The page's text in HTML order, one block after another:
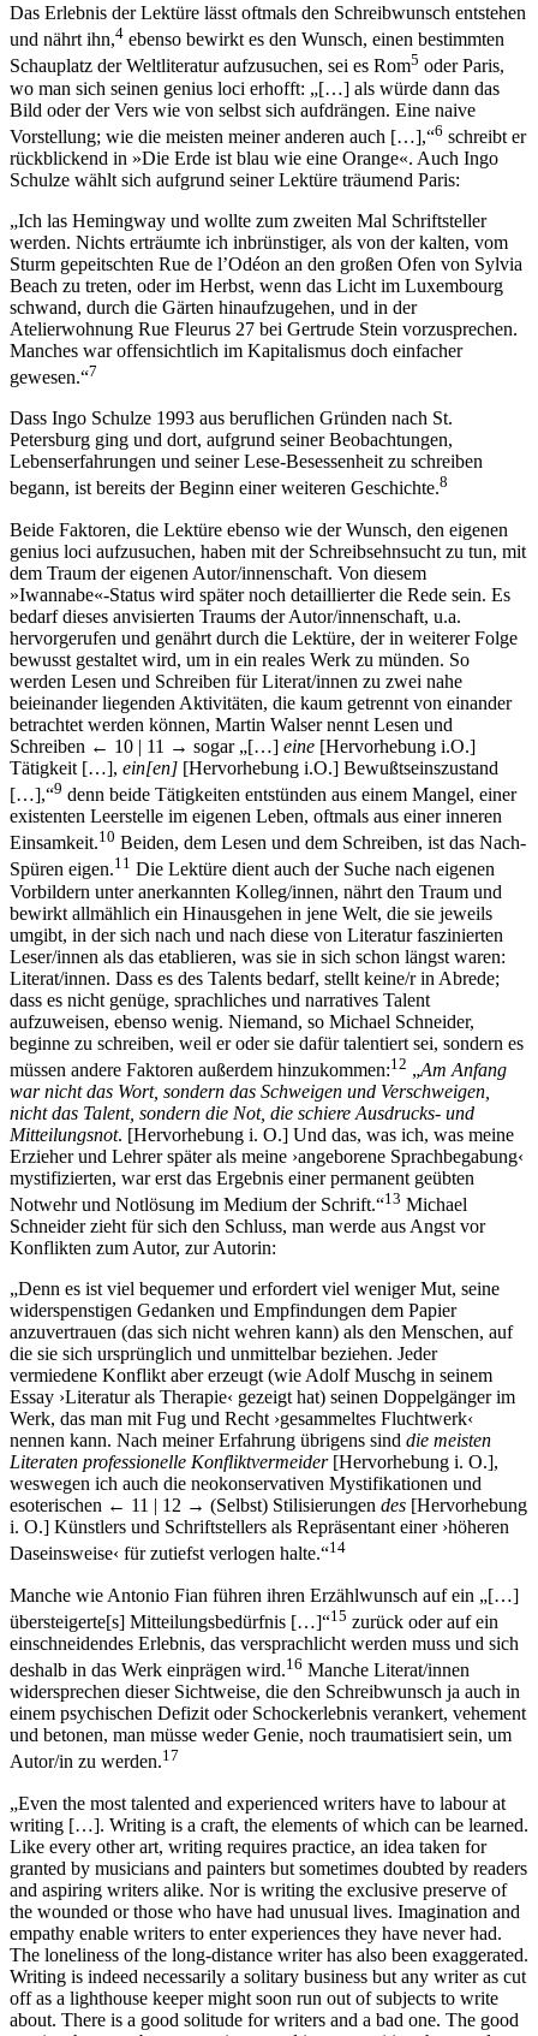
Das Erlebnis der Lektüre lässt oftmals den Schreibwunsch entstehen
und nährt ihn,4 ebenso bewirkt es den Wunsch, einen bestimmten
Schauplatz der Weltliteratur aufzusuchen, sei es Rom5 oder Paris,
wo man sich seinen genius loci erhofft: „[…] als würde dann das
Bild oder der Vers wie von selbst sich aufdrängen. Eine naive
Vorstellung; wie die meisten meiner anderen auch […],“6 schreibt er
rückblickend in »Die Erde ist blau wie eine Orange«. Auch Ingo
Schulze wählt sich aufgrund seiner Lektüre träumend Paris:
„Ich las Hemingway und wollte zum zweiten Mal Schriftsteller
werden. Nichts erträumte ich inbrünstiger, als von der kalten, vom
Sturm gepeitschten Rue de l’Odéon an den großen Ofen von Sylvia
Beach zu treten, oder im Herbst, wenn das Licht im Luxembourg
schwand, durch die Gärten hinaufzugehen, und in der
Atelierwohnung Rue Fleurus 27 bei Gertrude Stein vorzusprechen.
Manches war offensichtlich im Kapitalismus doch einfacher
gewesen.“7
Dass Ingo Schulze 1993 aus beruflichen Gründen nach St.
Petersburg ging und dort, aufgrund seiner Beobachtungen,
Lebenserfahrungen und seiner Lese-Besessenheit zu schreiben
begann, ist bereits der Beginn einer weiteren Geschichte.8
Beide Faktoren, die Lektüre ebenso wie der Wunsch, den eigenen
genius loci aufzusuchen, haben mit der Schreibsehnsucht zu tun, mit
dem Traum der eigenen Autor/innenschaft. Von diesem
»Iwannabe«-Status wird später noch detaillierter die Rede sein. Es
bedarf dieses anvisierten Traums der Autor/innenschaft, u.a.
hervorgerufen und genährt durch die Lektüre, der in weiterer Folge
bewusst gestaltet wird, um in ein reales Werk zu münden. So
werden Lesen und Schreiben für Literat/innen zu zwei nahe
beieinander liegenden Aktivitäten, die kaum getrennt von einander
betrachtet werden können, Martin Walser nennt Lesen und
Schreiben ← 10 | 11 → sogar „[…] eine [Hervorhebung i.O.]
Tätigkeit […], ein[en] [Hervorhebung i.O.] Bewußtseinszustand
[…],“9 denn beide Tätigkeiten entstünden aus einem Mangel, einer
existenten Leerstelle im eigenen Leben, oftmals aus einer inneren
Einsamkeit.10 Beiden, dem Lesen und dem Schreiben, ist das Nach-
Spüren eigen.11 Die Lektüre dient auch der Suche nach eigenen
Vorbildern unter anerkannten Kolleg/innen, nährt den Traum und
bewirkt allmählich ein Hinausgehen in jene Welt, die sie jeweils
umgibt, in der sich nach und nach diese von Literatur faszinierten
Leser/innen als das etablieren, was sie in sich schon längst waren:
Literat/innen. Dass es des Talents bedarf, stellt keine/r in Abrede;
dass es nicht genüge, sprachliches und narratives Talent
aufzuweisen, ebenso wenig. Niemand, so Michael Schneider,
beginne zu schreiben, weil er oder sie dafür talentiert sei, sondern es
müssen andere Faktoren außerdem hinzukommen:12 „Am Anfang
war nicht das Wort, sondern das Schweigen und Verschweigen,
nicht das Talent, sondern die Not, die schiere Ausdrucks- und
Mitteilungsnot. [Hervorhebung i. O.] Und das, was ich, was meine
Erzieher und Lehrer später als meine ›angeborene Sprachbegabung‹
mystifizierten, war erst das Ergebnis einer permanent geübten
Notwehr und Notlösung im Medium der Schrift.“13 Michael
Schneider zieht für sich den Schluss, man werde aus Angst vor
Konflikten zum Autor, zur Autorin:
„Denn es ist viel bequemer und erfordert viel weniger Mut, seine
widerspenstigen Gedanken und Empfindungen dem Papier
anzuvertrauen (das sich nicht wehren kann) als den Menschen, auf
die sie sich ursprünglich und unmittelbar beziehen. Jeder
vermiedene Konflikt aber erzeugt (wie Adolf Muschg in seinem
Essay ›Literatur als Therapie‹ gezeigt hat) seinen Doppelgänger im
Werk, das man mit Fug und Recht ›gesammeltes Fluchtwerk‹
nennen kann. Nach meiner Erfahrung übrigens sind die meisten
Literaten professionelle Konfliktvermeider [Hervorhebung i. O.],
weswegen ich auch die neokonservativen Mystifikationen und
esoterischen ← 11 | 12 → (Selbst) Stilisierungen des [Hervorhebung
i. O.] Künstlers und Schriftstellers als Repräsentant einer ›höheren
Daseinsweise‹ für zutiefst verlogen halte.“14
Manche wie Antonio Fian führen ihren Erzählwunsch auf ein „[…]
übersteigerte[s] Mitteilungsbedürfnis […]“15 zurück oder auf ein
einschneidendes Erlebnis, das versprachlicht werden muss und sich
deshalb in das Werk einprägen wird.16 Manche Literat/innen
widersprechen dieser Sichtweise, die den Schreibwunsch ja auch in
einem psychischen Defizit oder Schockerlebnis verankert, vehement
und betonen, man müsse weder Genie, noch traumatisiert sein, um
Autor/in zu werden.17
„Even the most talented and experienced writers have to labour at
writing […]. Writing is a craft, the elements of which can be learned.
Like every other art, writing requires practice, an idea taken for
granted by musicians and painters but sometimes doubted by readers
and aspiring writers alike. Nor is writing the exclusive preserve of
the wounded or those who have had unusual lives. Imagination and
empathy enable writers to enter experiences they have never had.
The loneliness of the long-distance writer has also been exaggerated.
Writing is indeed necessarily a solitary business but any writer as cut
off as a lighthouse keeper might soon run out of subjects to write
about. There is a good solitude for writers and a bad one. The good